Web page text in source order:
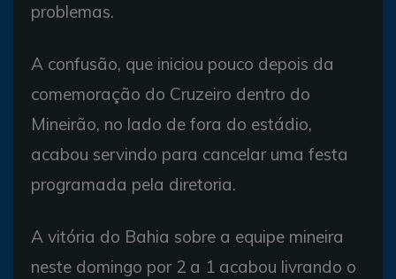
problemas.
A confusão, que iniciou pouco depois da
comemoração do Cruzeiro dentro do
Mineirão, no lado de fora do estádio,
acabou servindo para cancelar uma festa
programada pela diretoria.
A vitória do Bahia sobre a equipe mineira
neste domingo por 2 a 1 acabou livrando o